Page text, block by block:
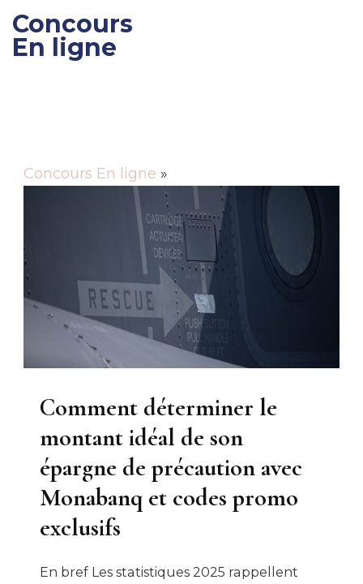
Concours
En ligne
Concours En ligne »
Comment déterminer le
montant idéal de son
épargne de précaution avec
Monabanq et codes promo
exclusifs
En bref Les statistiques 2025 rappellent